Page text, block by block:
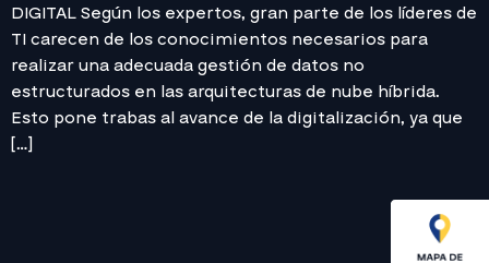
DIGITAL Según los expertos, gran parte de los líderes de
TI carecen de los conocimientos necesarios para
realizar una adecuada gestión de datos no
estructurados en las arquitecturas de nube híbrida.
Esto pone trabas al avance de la digitalización, ya que
[…]